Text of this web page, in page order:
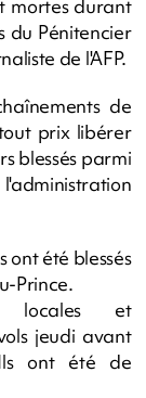
mortes durant
du Pénitencier
de l'AFP.
de
prix libérer
blessés parmi
ont été blessés
Prince.
locales et
jeudi avant
ont été de